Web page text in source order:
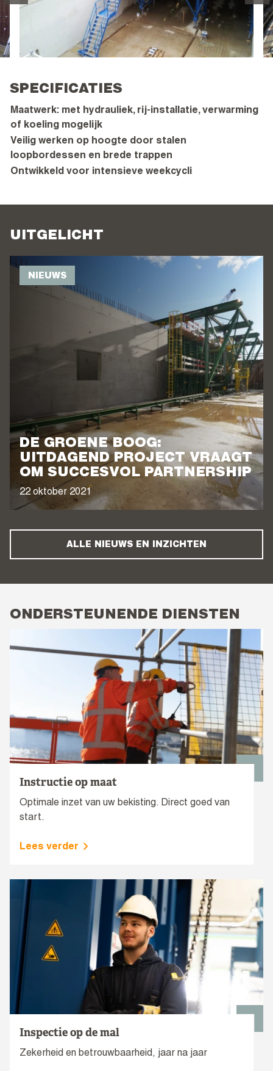
SPECIFICATIES
Maatwerk: met hydrauliek, rij-installatie, verwarming
of koeling mogelijk
Veilig werken op hoogte door stalen
loopbordessen en brede trappen
Ontwikkeld voor intensieve weekcycli
UITGELICHT
NIEUWS
DE GROENE BOOG:
UITDAGEND PROJECT VRAAGT
OM SUCCESVOL PARTNERSHIP
22 oktober 2021
ALLE NIEUWS EN INZICHTEN
ONDERSTEUNENDE DIENSTEN
Instructie op maat
Optimale inzet van uw bekisting. Direct goed van
start.
Lees verder
Inspectie op de mal
Zekerheid en betrouwbaarheid, jaar na jaar